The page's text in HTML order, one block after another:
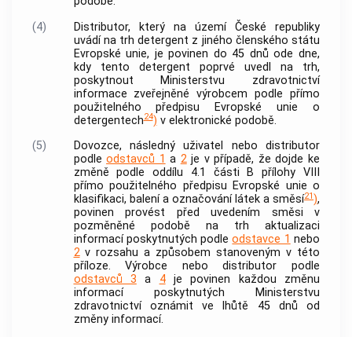
(4)
Distributor, který na území České republiky
uvádí na trh detergent z jiného členského státu
Evropské unie, je povinen do 45 dnů ode dne,
kdy tento detergent poprvé uvedl na trh,
poskytnout Ministerstvu zdravotnictví
informace zveřejněné výrobcem podle přímo
použitelného předpisu Evropské unie o
detergentech24) v elektronické podobě.
(5)
Dovozce, následný uživatel nebo distributor
podleodstavců 1 a 2je v případě, že dojde ke
změně podle oddílu 4.1 části B přílohy VIII
přímo použitelného předpisu Evropské unie o
klasifikaci, balení a označování látek a směsí21),
povinen provést před uvedením směsi v
pozměněné podobě na trh aktualizaci
informací poskytnutých podleodstavce 1 nebo
2v rozsahu a způsobem stanoveným v této
příloze. Výrobce nebo distributor podle
odstavců 3 a 4je povinen každou změnu
informací poskytnutých Ministerstvu
zdravotnictví oznámit ve lhůtě 45 dnů od
změny informací.